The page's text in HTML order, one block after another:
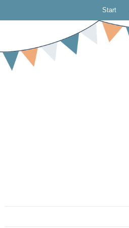
Start